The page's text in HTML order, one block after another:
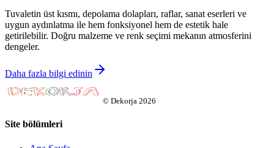
Tuvaletin üst kısmı, depolama dolapları, raflar, sanat eserleri ve
uygun aydınlatma ile hem fonksiyonel hem de estetik hale
getirilebilir. Doğru malzeme ve renk seçimi mekanın atmosferini
dengeler.
Daha fazla bilgi edinin
© Dekorja 2026
Site bölümleri